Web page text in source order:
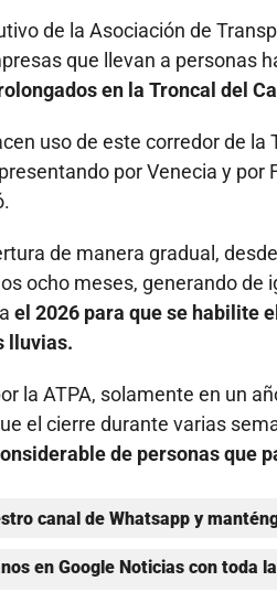
de la Asociación de
que llevan a personas
en la Troncal del
uso de este corredor de
por Venecia y
de manera gradual,
ocho meses, generando
el 2026 para que se habilite
lluvias.
la ATPA, solamente en un
el cierre durante varias
de personas que
canal de Whatsapp y
en Google Noticias con toda